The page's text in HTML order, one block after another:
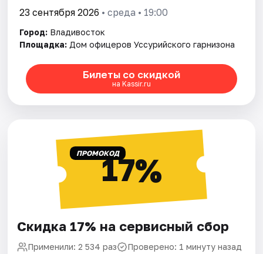
23 сентября 2026 • среда • 19:00
Город: Владивосток
Площадка: Дом офицеров Уссурийского гарнизона
Билеты со скидкой
на Kassir.ru
ПРОМОКОД17%
Скидка 17% на сервисный сбор
Применили: 2 534 раз Проверено: 1 минуту назад